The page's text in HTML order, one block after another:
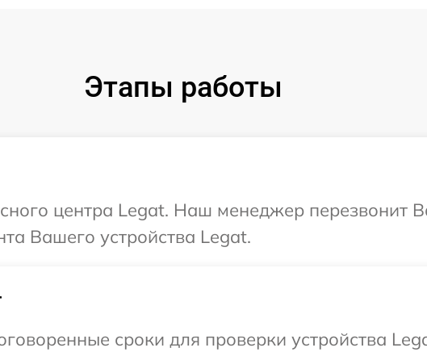
Этапы работы
центра Legat. Наш менеджер перезвонит
Вашего устройства Legat.
сроки для проверки устройства